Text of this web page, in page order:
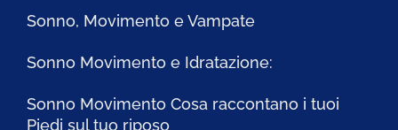
Sonno, Movimento e Vampate
Sonno Movimento e Idratazione:
Sonno Movimento Cosa raccontano i tuoi
Piedi sul tuo riposo